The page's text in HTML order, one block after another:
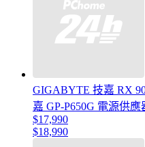
GIGABYTE 技嘉 RX
嘉 GP-P650G 電源供應
$17,990
$18,990